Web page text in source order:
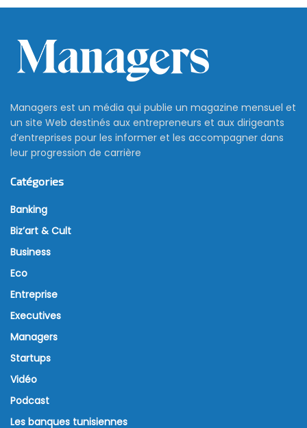
Managers est un média qui publie un magazine mensuel et
un site Web destinés aux entrepreneurs et aux dirigeants
d’entreprises pour les informer et les accompagner dans
leur progression de carrière
Catégories
Banking
Biz’art & Cult
Business
Eco
Entreprise
Executives
Managers
Startups
Vidéo
Podcast
Les banques tunisiennes